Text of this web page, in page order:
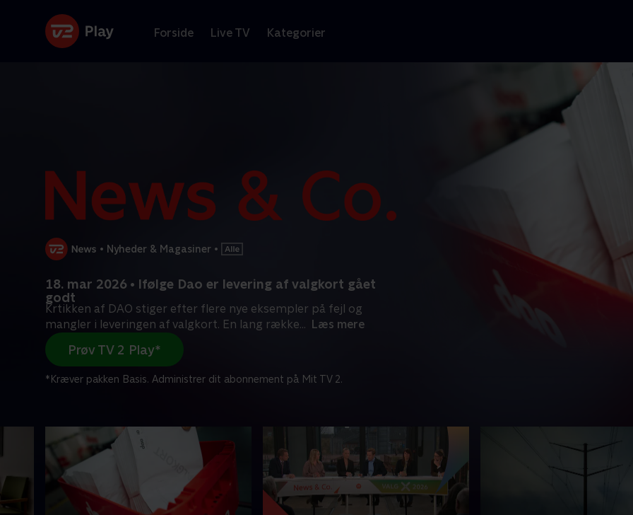
Forside Live TV Kategorier
• Nyheder & Magasiner •
18. mar 2026 • Ifølge Dao er levering af valgkort gået
godt
Krtikken af DAO stiger efter flere nye eksempler på fejl og
mangler i leveringen af valgkort. En lang række... Læs mere
Prøv TV 2 Play*
*Kræver pakken Basis. Administrer dit abonnement på Mit TV 2.